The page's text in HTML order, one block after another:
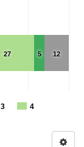
12
5
27
3
4